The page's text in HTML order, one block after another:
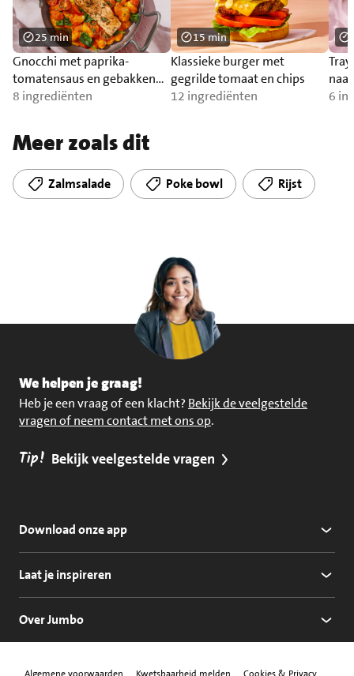
Gnocchi met paprika-
tomatensaus en gebakken
zalm
8 ingrediënten
25 min
Klassieke burger met
gegrilde tomaat en chips
12 ingrediënten
15 min
6
Meer zoals dit
Zalmsalade Poke bowl Rijst
We helpen je graag!
Heb je een vraag of een klacht? Bekijk de veelgestelde
vragen of neem contact met ons op.
Tip! Bekijk veelgestelde vragen
Download onze app
Laat je inspireren
Over Jumbo